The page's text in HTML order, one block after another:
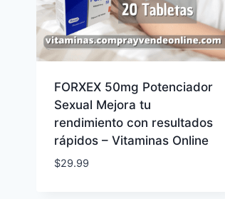
FORXEX 50mg Potenciador
Sexual Mejora tu
rendimiento con resultados
rápidos – Vitaminas Online
$29.99